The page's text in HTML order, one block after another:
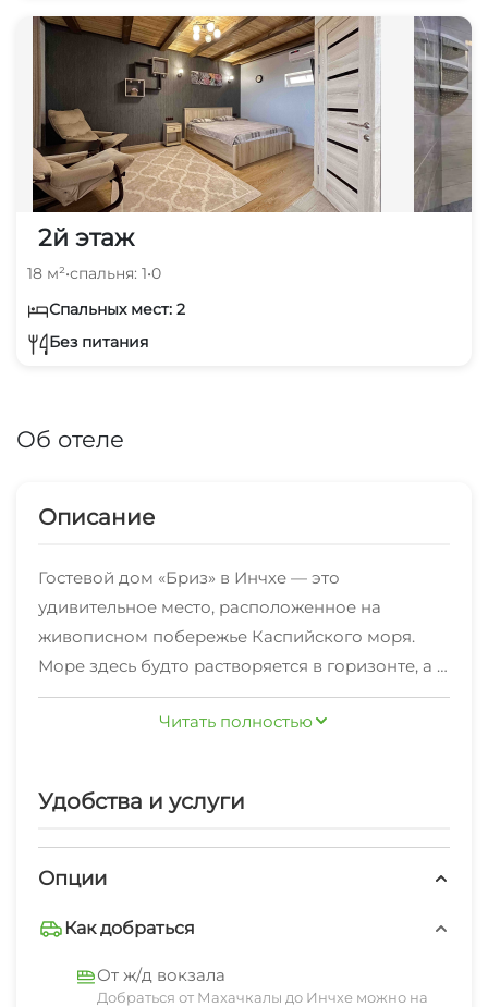
2й этаж
18 м²•спальня: 1•0
Спальных мест: 2
Без питания
Об отеле
Описание
Гостевой дом «Бриз» в Инчхе — это
удивительное место, расположенное на
живописном побережье Каспийского моря.
Море здесь будто растворяется в горизонте, а в
воздухе пахнет свежестью и легким бризом.
Это идеальное место для отдыха, где каждый
местных жителей. Жемчужиной этого уголка
предлагает вашим услугам современные и
всего в 150 метрах от морского побережья. Эти
современном дизайне, чтобы каждый гость
Но, безусловно, одной из главных
дома является панорамный ресторан. Здесь
Читать полностью
Удобства и услуги
Опции
Как добраться
От ж/д вокзала
Добраться от Махачкалы до Инчхе можно на